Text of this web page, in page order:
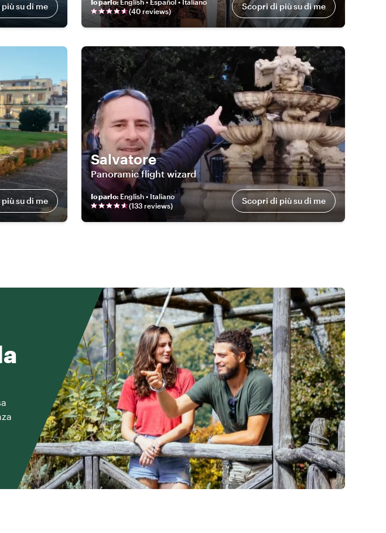
su di me Io parlo:English • Español • Italiano
(40 reviews) Scopri di più su di me
su di me
Salvatore
Panoramic flight wizard
Io parlo: English • Italiano
(133 reviews) Scopri di più su di me